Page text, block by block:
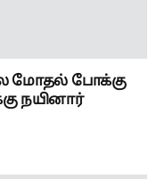
மோதல் போக்கு
நயினார்